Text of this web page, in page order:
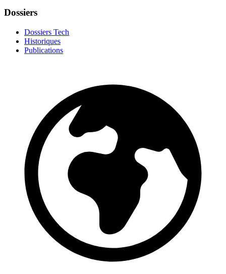
Dossiers
Dossiers Tech
Historiques
Publications